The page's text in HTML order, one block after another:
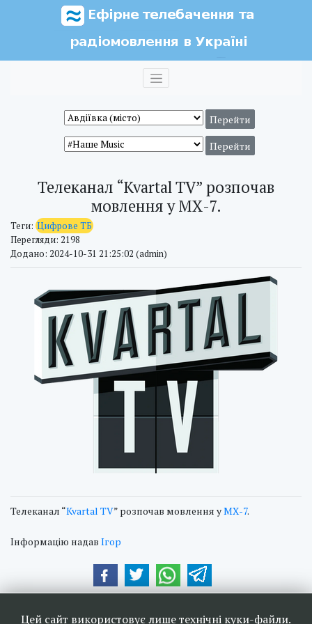
Телеканал “Kvartal TV” розпочав
мовлення у МХ-7.
Теги: Цифрове ТБ
Перегляди: 2198
Додано: 2024-10-31 21:25:02 (admin)
Телеканал “Kvartal TV” розпочав мовлення уМХ-7.
Інформацію надав Ігор
Цей сайт використовує лише технічні куки-файли.